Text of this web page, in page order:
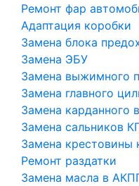
Ремонт фар
Адаптация коробки
Замена блока
Замена ЭБУ
Замена выжимного
Замена главного
Замена карданного
Замена сальников
Замена крестовины
Ремонт раздатки
Замена масла в